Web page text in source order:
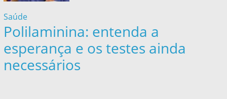
Saúde
Polilaminina: entenda a
esperança e os testes ainda
necessários